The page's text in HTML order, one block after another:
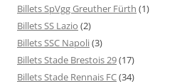
Billets SpVgg Greuther Fürth (1)
Billets SS Lazio (2)
Billets SSC Napoli(3)
Billets Stade Brestois 29(17)
Billets Stade Rennais FC(34)